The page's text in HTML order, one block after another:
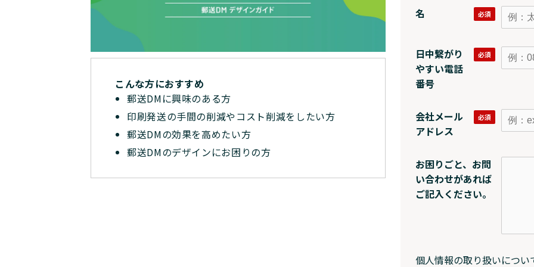
こんな方におすすめ
郵送DMに興味のある方
印刷発送の手間の削減やコスト削減をしたい方
郵送DMの効果を高めたい方
郵送DMのデザインにお困りの方
名
日中繋がり
やすい電話
番号
会社メール
アドレス
お困りごと、お問
い合わせがあれば
ご記入ください。
個人情報の取り扱いについ